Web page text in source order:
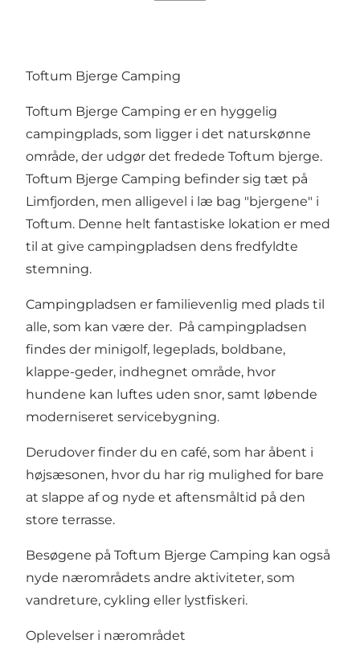
Toftum Bjerge Camping
Toftum Bjerge Camping er en hyggelig
campingplads, som ligger i det naturskønne
område, der udgør det fredede Toftum bjerge.
Toftum Bjerge Camping befinder sig tæt på
Limfjorden, men alligevel i læ bag "bjergene" i
Toftum. Denne helt fantastiske lokation er med
til at give campingpladsen dens fredfyldte
stemning.
Campingpladsen er familievenlig med plads til
alle, som kan være der. På campingpladsen
findes der minigolf, legeplads, boldbane,
klappe-geder, indhegnet område, hvor
hundene kan luftes uden snor, samt løbende
moderniseret servicebygning.
Derudover finder du en café, som har åbent i
højsæsonen, hvor du har rig mulighed for bare
at slappe af og nyde et aftensmåltid på den
store terrasse.
Besøgene på Toftum Bjerge Camping kan også
nyde nærområdets andre aktiviteter, som
vandreture, cykling eller lystfiskeri.
Oplevelser i nærområdet